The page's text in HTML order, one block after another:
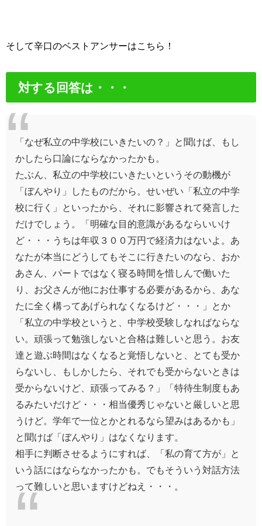
そして辛口のベストアンサーはこちら！
対する回答は・・・
「なぜ私立の中学校にいきたいの？」と聞けば、もし
かしたら口論にならなかったかも。
たぶん、私立の中学校にいきたいというその動機が
「ぼんやり」したものだから。せいぜい「私立の中学
校に行く」といったから、それに影響されて発言した
だけでしょう。「明確な目的意識があるならいいけ
ど・・・うちは年収３００万円で経済力はないよ。あ
なたが本当にどうしてもそこに行きたいのなら、おか
あさん、パートではなく寝る時間を惜しんで働いた
り、お父さんが他にお仕事する必要があるから、あな
たに全く構ってあげられなくなるけど・・・」とか
「私立の中学校というと、中学校受験しなればならな
い。頑張って勉強しないと合格は難しいと思う。お友
達と遊ぶ時間はなくなると覚悟しないと、とても受か
らないし、もしかしたら、それでも受からないときは
受からないけど、頑張ってみる？」「特待生制度もあ
るみたいだけど・・・相当優秀じゃないと厳しいと思
うけど。学年で一位とかとれるなら望みはあるかも」
と聞けば「ぼんやり」はなくなります。
相手に判断させるようにすれば、「私の育て方が」と
いう話にはならなかったかも。でもそういう対話方法
って難しいと思いますけどねえ・・・。